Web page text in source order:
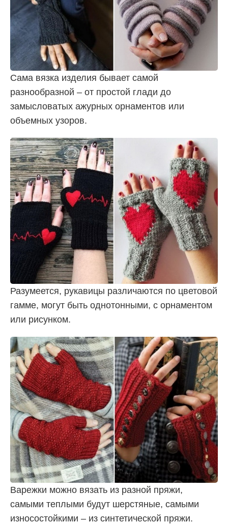
Сама вязка изделия бывает самой
разнообразной – от простой глади до
замысловатых ажурных орнаментов или
объемных узоров.
Разумеется, рукавицы различаются по цветовой
гамме, могут быть однотонными, с орнаментом
или рисунком.
Варежки можно вязать из разной пряжи,
самыми теплыми будут шерстяные, самыми
износостойкими – из синтетической пряжи.